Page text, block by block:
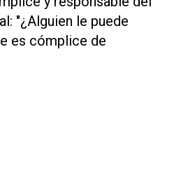
"¿Alguien le puede
es cómplice de